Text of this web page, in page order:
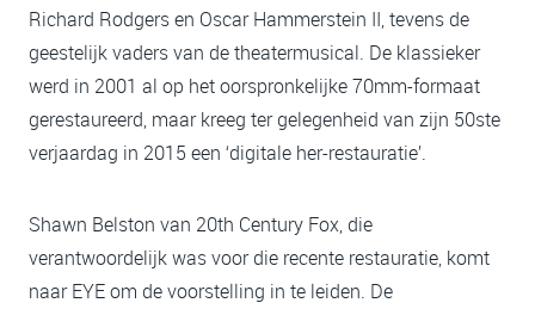
Richard Rodgers en Oscar Hammerstein II, tevens de
geestelijk vaders van de theatermusical. De klassieker
werd in 2001 al op het oorspronkelijke 70mm-formaat
gerestaureerd, maar kreeg ter gelegenheid van zijn 50ste
verjaardag in 2015 een ‘digitale her-restauratie’.
Shawn Belston van 20th Century Fox, die
verantwoordelijk was voor die recente restauratie, komt
naar EYE om de voorstelling in te leiden. De